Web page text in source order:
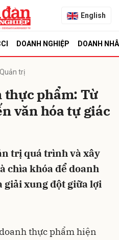
English
DOANH NGHIỆP DOANH
Quản trị
thực phẩm: Từ
văn hóa tự giác
trị quá trình và xây
chìa khóa để doanh
giải xung đột giữa lợi
thực phẩm hiện
Hủy